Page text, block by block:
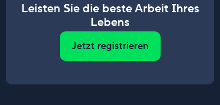
Leisten Sie die beste Arbeit Ihres
Lebens
Jetzt registrieren